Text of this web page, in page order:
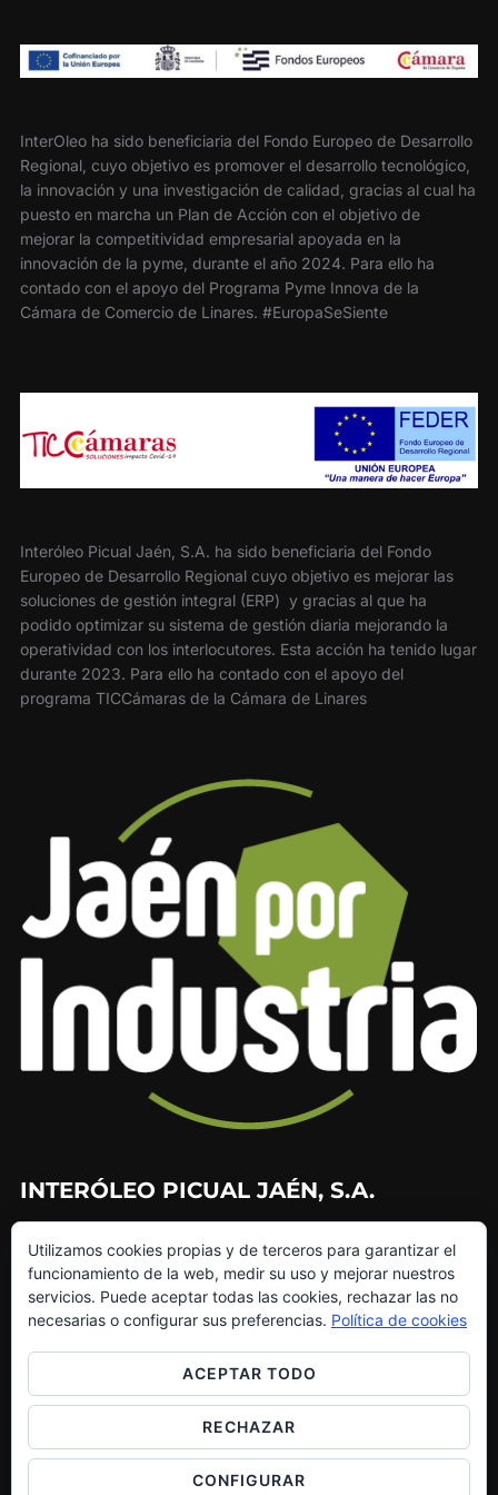
InterOleo ha sido beneficiaria del Fondo Europeo de Desarrollo
Regional, cuyo objetivo es promover el desarrollo tecnológico,
la innovación y una investigación de calidad, gracias al cual ha
puesto en marcha un Plan de Acción con el objetivo de
mejorar la competitividad empresarial apoyada en la
innovación de la pyme, durante el año 2024. Para ello ha
contado con el apoyo del Programa Pyme Innova de la
Cámara de Comercio de Linares. #EuropaSeSiente
Interóleo Picual Jaén, S.A. ha sido beneficiaria del Fondo
Europeo de Desarrollo Regional cuyo objetivo es mejorar las
soluciones de gestión integral (ERP) y gracias al que ha
podido optimizar su sistema de gestión diaria mejorando la
operatividad con los interlocutores. Esta acción ha tenido lugar
durante 2023. Para ello ha contado con el apoyo del
programa TICCámaras de la Cámara de Linares
INTERÓLEO PICUAL JAÉN, S.A.
953 226 010
953 272 499
info@interoleo.com
canaldedenuncias@interoleo.com
Inspiro ThemeporWPZOOM
Utilizamos cookies propias y de terceros para garantizar el
funcionamiento de la web, medir su uso y mejorar nuestros
servicios. Puede aceptar todas las cookies, rechazar las no
necesarias o configurar sus preferencias. Política de cookies
ACEPTAR TODO
RECHAZAR
CONFIGURAR